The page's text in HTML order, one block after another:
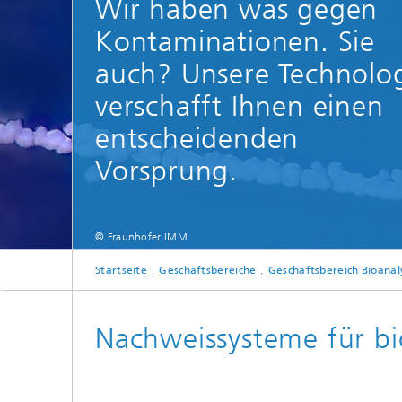
Wir haben was gegen
Kontaminationen. Sie
auch? Unsere
verschafft Ihnen einen
entscheidenden
Vorsprung.
© Fraunhofer IMM
Startseite Geschäftsbereiche Geschäftsbereich
Nachweissysteme für